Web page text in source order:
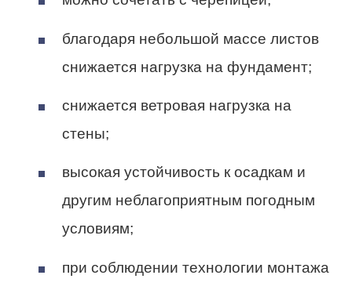
благодаря небольшой массе листов
снижается нагрузка на фундамент;
снижается ветровая нагрузка на
стены;
высокая устойчивость к осадкам и
другим неблагоприятным погодным
условиям;
при соблюдении технологии монтажа